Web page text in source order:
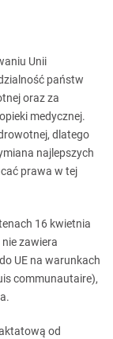
Unii
państw
oraz za
medycznej.
dlatego
najlepszych
prawa w tej
16 kwietnia
zawiera
UE na warunkach
communautaire),
od